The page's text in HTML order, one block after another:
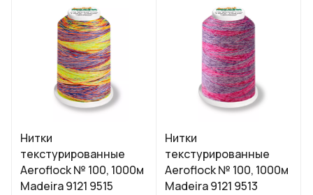
Нитки
текстурированные
Aeroflock № 100, 1000м
Madeira 9121 9515
Нитки
текстурированные
Aeroflock № 100, 1000м
Madeira 9121 9513